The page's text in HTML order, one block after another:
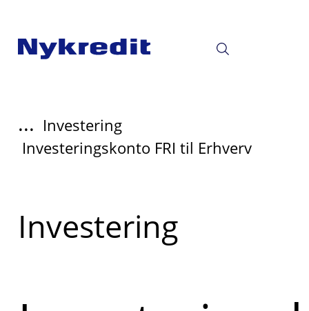
... Investering
Investeringskonto FRI til Erhverv
Read
more
Investering